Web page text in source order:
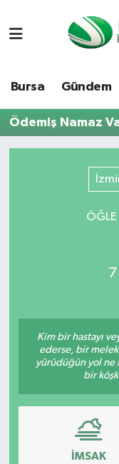
Bursa Gündem
Ödemiş Namaz
ÖĞLE
Kim bir hastayı
ederse, bir
yürüdüğün yol ne
bir
İMSAK
Bursa
Dünya
Sağlık
Teknoloji
Hava Durumu
Namaz
Tüm
Son Dakika